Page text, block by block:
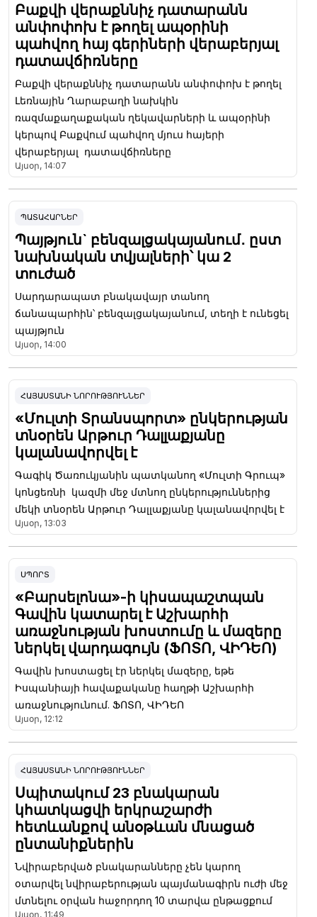
Բաքվի վերաքննիչ դատարանն
անփոփոխ է թողել ապօրինի
պահվող հայ գերիների վերաբերյալ
դատավճիռները
Բաքվի վերաքննիչ դատարանն անփոփոխ է թողել
Լեռնային Ղարաբաղի նախկին
ռազմաքաղաքական ղեկավարների և ապօրինի
կերպով Բաքվում պահվող մյուս հայերի
վերաբերյալ դատավճիռները
Այսօր, 14:07
ՊԱՏԱՀԱՐՆԵՐ
Պայթյուն` բենզալցակայանում․ ըստ
նախնական տվյալների՝ կա 2
տուժած
Սարդարապատ բնակավայր տանող
ճանապարհին՝ բենզալցակայանում, տեղի է ունեցել
պայթյուն
Այսօր, 14:00
ՀԱՅԱՍՏԱՆԻ ՆՈՐՈՒԹՅՈՒՆՆԵՐ
«Մուլտի Տրանսպորտ» ընկերության
տնօրեն Արթուր Դալլաքյանը
կալանավորվել է
Գագիկ Ծառուկյանին պատկանող «Մուլտի Գրուպ»
կոնցեռնի կազմի մեջ մտնող ընկերություններից
մեկի տնօրեն Արթուր Դալլաքյանը կալանավորվել է
Այսօր, 13:03
ՍՊՈՐՏ
«Բարսելոնա»-ի կիսապաշտպան
Գավին կատարել է Աշխարհի
առաջնության խոստումը և մազերը
ներկել վարդագույն (ՖՈՏՈ, ՎԻԴԵՈ)
Գավին խոստացել էր ներկել մազերը, եթե
Իսպանիայի հավաքականը հաղթի Աշխարհի
առաջնությունում. ՖՈՏՈ, ՎԻԴԵՈ
Այսօր, 12:12
ՀԱՅԱՍՏԱՆԻ ՆՈՐՈՒԹՅՈՒՆՆԵՐ
Սպիտակում 23 բնակարան
կհատկացվի երկրաշարժի
հետևանքով անօթևան մնացած
ընտանիքներին
Նվիրաբերված բնակարանները չեն կարող
օտարվել նվիրաբերության պայմանագիրն ուժի մեջ
մտնելու օրվան հաջորդող 10 տարվա ընթացքում
Այսօր, 11:49